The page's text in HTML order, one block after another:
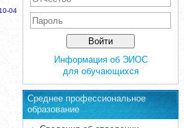
04
Информация об ЭИОС
для обучающихся
Среднее професcиональное
образование